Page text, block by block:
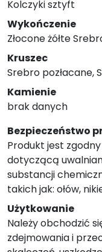
Kolczyki sztyft
Wykończenie
Złocone żółte
Kruszec
Srebro pozłacane,
Kamienie
brak danych
Bezpieczeństwo
Produkt jest zgodny
dotyczącą
substancji
takich jak: ołów,
Użytkowanie
Należy obchodzić
zdejmowania i